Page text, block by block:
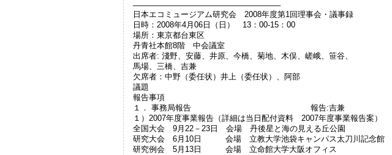
——————————————————–
日本エコミュージアム研究会 2008年度第1回理事会・議事録
日時：2008年4月06日（日） 13：00-15：00
場所：東京都台東区
丹青社本館8階 中会議室
出席者: 淺野、安藤、井原、今橋、菊地、木俣、嵯峨、笹谷、
馬場、三橋、吉兼
欠席者：中野（委任状）井上（委任状）、阿部
議題
報告事項
１． 事務局報告 報告:吉兼
１）2007年度事業報告（詳細は当日配付資料 2007年度事業報告案）
全国大会 9月22－23日 会場 丹後星と海の見える丘公園
研究大会 6月10日 会場 立教大学池袋キャンパス太刀川記念館
研究例会 5月13日 会場 立命館大学大阪オフィス